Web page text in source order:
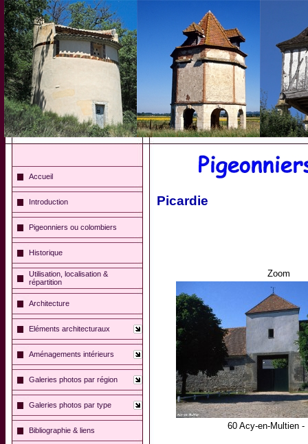
Accueil
Introduction
Pigeonniers ou colombiers
Historique
Utilisation, localisation &
répartition
Architecture
Eléments architecturaux
Aménagements intérieurs
Galeries photos par région
Galeries photos par type
Bibliographie & liens
Zoom
60 Acy-en-Multien -
Picardie